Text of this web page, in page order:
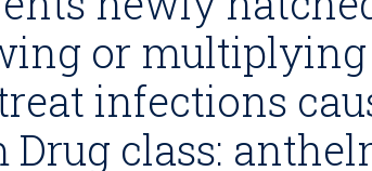
or multiplying
infections
class: